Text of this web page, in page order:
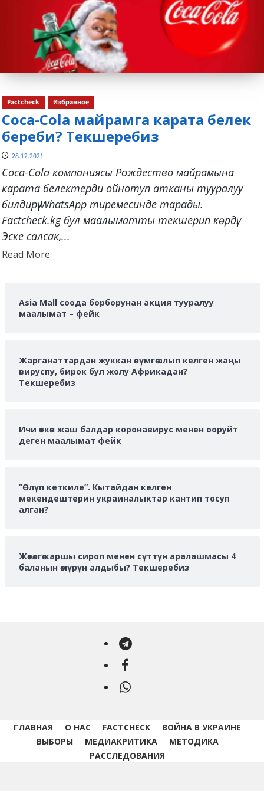
Factcheck Избранное
Coca-Cola майрамга карата белек
береби? Текшеребиз
28.12.2021
Coca-Cola компаниясы Рождество майрамына
карата белектерди ойнотуп атканы тууралуу
билдирүү WhatsApp тиремесинде тарады.
Factcheck.kg бул маалыматты текшерип көрдү.
Эске салсак,...
Read MoreRead
Asia Mall соода борборунан акция тууралуу
маалымат – фейк
Жарганаттардан жуккан өлүмгө алып келген жаңы
вируспу, бирок бул жолу Африкадан?
Текшеребиз
Ичи өткөн жаш балдар коронавирус менен ооруйт
деген маалымат фейк
”Өлүп кеткиле”. Кытайдан келген
мекендештерин украиналыктар кантип тосуп
алган?
Жөтөлгө каршы сироп менен сүттүн аралашмасы 4
баланын өмүрүн алдыбы? Текшеребиз
Telegram
Facebook
WhatsApp
ГЛАВНАЯ О НАС FACTCHECK
ВОЙНА В УКРАИНЕ
ВЫБОРЫ
МЕДИАКРИТИКА
МЕТОДИКА
РАССЛЕДОВАНИЯ